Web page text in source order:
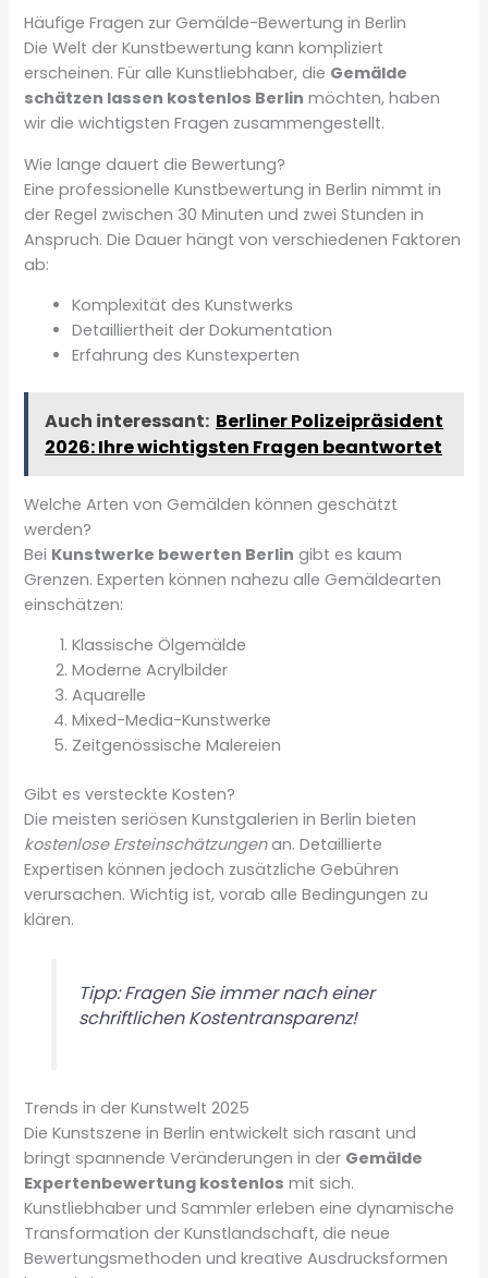
Häufige Fragen zur Gemälde-Bewertung in Berlin
Die Welt der Kunstbewertung kann kompliziert
erscheinen. Für alle Kunstliebhaber, die Gemälde
schätzen lassen kostenlos Berlin möchten, haben
wir die wichtigsten Fragen zusammengestellt.
Wie lange dauert die Bewertung?
Eine professionelle Kunstbewertung in Berlin nimmt in
der Regel zwischen 30 Minuten und zwei Stunden in
Anspruch. Die Dauer hängt von verschiedenen Faktoren
ab:
Komplexität des Kunstwerks
Detailliertheit der Dokumentation
Erfahrung des Kunstexperten
Auch interessant: Berliner Polizeipräsident
2026: Ihre wichtigsten Fragen beantwortet
Welche Arten von Gemälden können geschätzt
werden?
Bei Kunstwerke bewerten Berlin gibt es kaum
Grenzen. Experten können nahezu alle Gemäldearten
einschätzen:
Klassische Ölgemälde
Moderne Acrylbilder
Aquarelle
Mixed-Media-Kunstwerke
Zeitgenössische Malereien
Gibt es versteckte Kosten?
Die meisten seriösen Kunstgalerien in Berlin bieten
kostenlose Ersteinschätzungenan. Detaillierte
Expertisen können jedoch zusätzliche Gebühren
verursachen. Wichtig ist, vorab alle Bedingungen zu
klären.
Tipp: Fragen Sie immer nach einer
schriftlichen Kostentransparenz!
Trends in der Kunstwelt 2025
Die Kunstszene in Berlin entwickelt sich rasant und
bringt spannende Veränderungen in der Gemälde
Expertenbewertung kostenlos mit sich.
Kunstliebhaber und Sammler erleben eine dynamische
Transformation der Kunstlandschaft, die neue
Bewertungsmethoden und kreative Ausdrucksformen